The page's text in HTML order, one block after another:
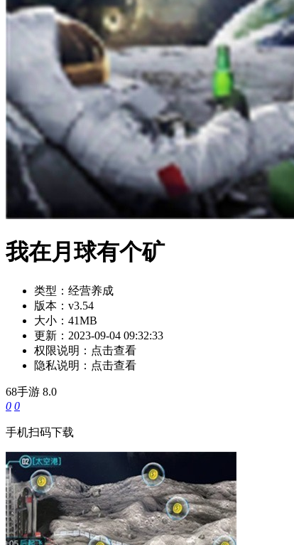
我在月球有个矿
类型： 经营养成
版本： v3.54
大小： 41MB
更新： 2023-09-04 09:32:33
权限说明： 点击查看
隐私说明： 点击查看
68手游 8.0
0 0
手机扫码下载